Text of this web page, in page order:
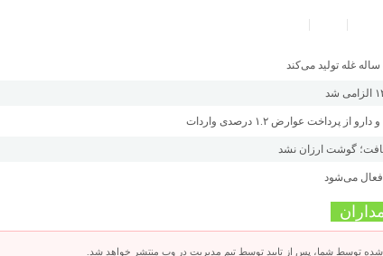
فعال می‌شود
شده توسط شما، پس از تایید توسط تیم مدیریت در وب منتشر خواهد شد.